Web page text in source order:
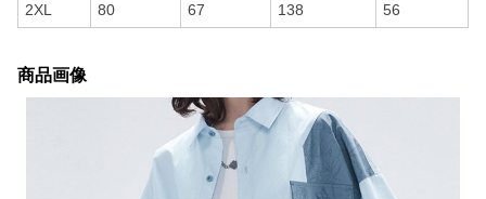
2XL 80 67 138 56
商品画像